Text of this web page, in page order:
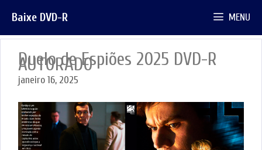
para
o
conteúdo
Baixe DVD-R MENU
Duelo de Espiões 2025 DVD-R
AUTORADO
janeiro 16, 2025